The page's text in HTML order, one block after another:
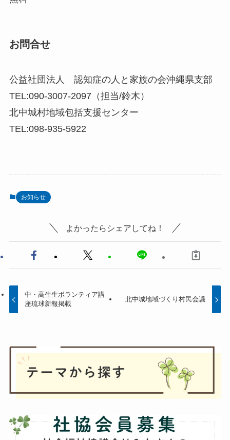
お問合せ
公益社団法人 認知症の人と家族の会沖縄県支部
TEL:090-3007-2097（担当/鈴木）
北中城村地域包括支援センター
TEL:098-935-5922
お知らせ
よかったらシェアしてね！
中・高生生ボランティア講
座琉球新報掲載
北中城地域づくり村民会議